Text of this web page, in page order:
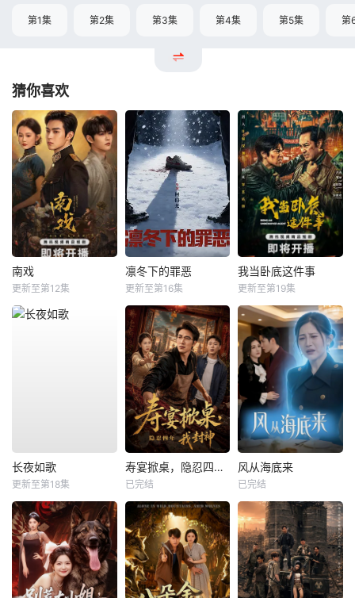
第1集 第2集 第3集 第4集 第5集 第
猜你喜欢
南戏
更新至第12集
凛冬下的罪恶
更新至第16集
我当卧底这件事
更新至第19集
长夜如歌
更新至第18集
寿宴掀桌，隐忍四年我封神
已完结
风从海底来
已完结